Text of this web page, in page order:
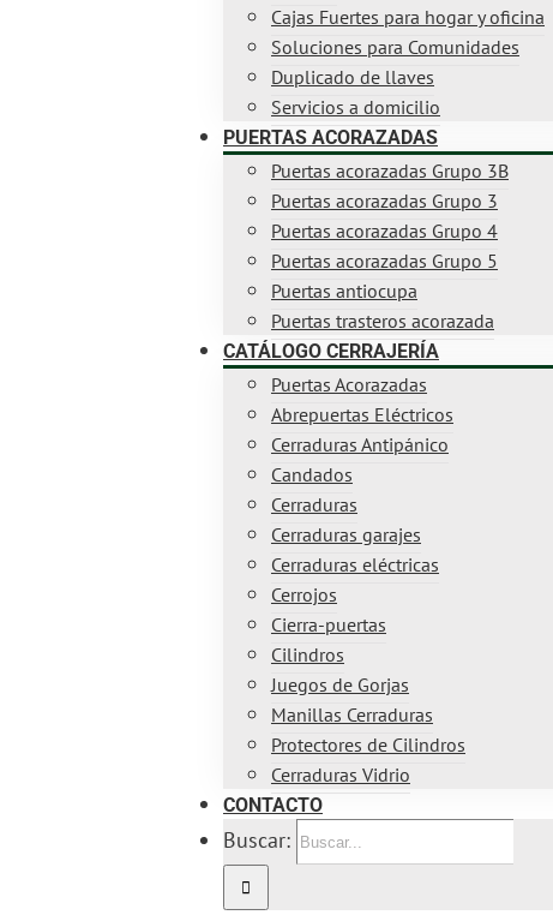
Cajas Fuertes para hogar y oficina
Soluciones para Comunidades
Duplicado de llaves
Servicios a domicilio
PUERTAS ACORAZADAS
Puertas acorazadas Grupo 3B
Puertas acorazadas Grupo 3
Puertas acorazadas Grupo 4
Puertas acorazadas Grupo 5
Puertas antiocupa
Puertas trasteros acorazada
CATÁLOGO CERRAJERÍA
Puertas Acorazadas
Abrepuertas Eléctricos
Cerraduras Antipánico
Candados
Cerraduras
Cerraduras garajes
Cerraduras eléctricas
Cerrojos
Cierra-puertas
Cilindros
Juegos de Gorjas
Manillas Cerraduras
Protectores de Cilindros
Cerraduras Vidrio
CONTACTO
Buscar: